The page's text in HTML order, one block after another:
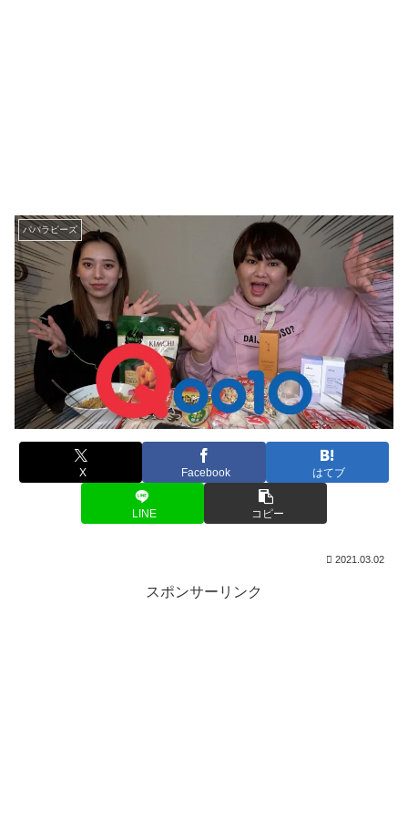
パパラピーズ
X Facebook はてブ
LINE コピー
2021.03.02
スポンサーリンク